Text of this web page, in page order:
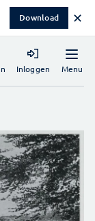
Download ✕
Menu
Inloggen